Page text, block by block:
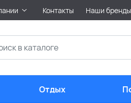
Контакты Наши бренды
Отдых